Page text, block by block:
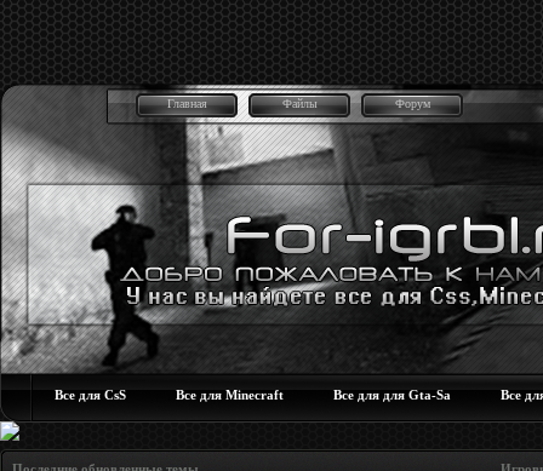
Главная Файлы Форум
Все для CsS Все для Minecraft Все для для Gta-Sa Все